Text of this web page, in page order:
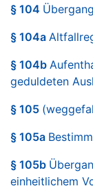
§ 104
§ 104a
§ 104b
geduldeten
§ 105
§ 105a
§ 105b
einheitlichem